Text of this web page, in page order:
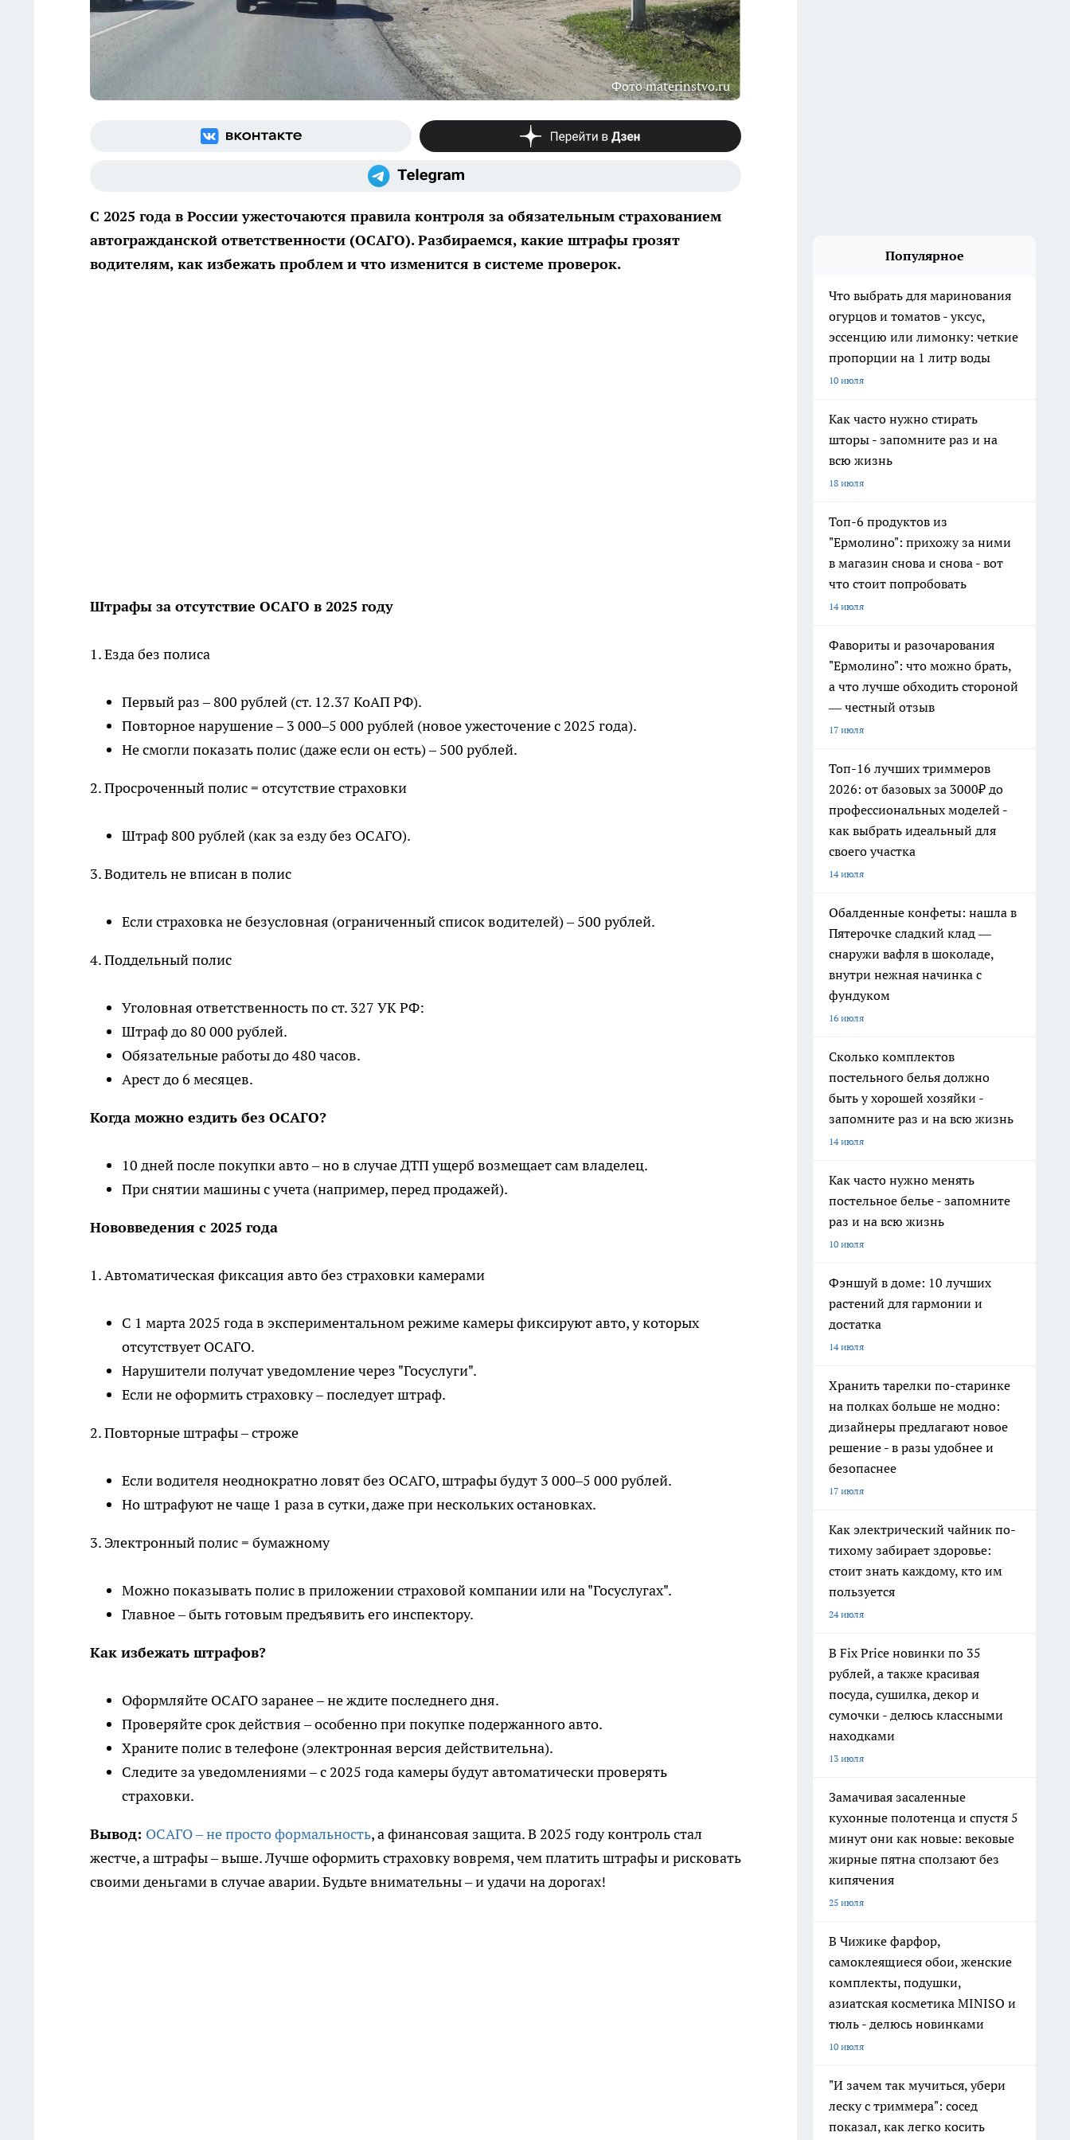
Фото materinstvo.ru
С 2025 года в России ужесточаются правила контроля за обязательным страхованием
автогражданской ответственности (ОСАГО). Разбираемся, какие штрафы грозят
водителям, как избежать проблем и что изменится в системе проверок.
Штрафы за отсутствие ОСАГО в 2025 году
1. Езда без полиса
Первый раз – 800 рублей (ст. 12.37 КоАП РФ).
Повторное нарушение – 3 000–5 000 рублей (новое ужесточение с 2025 года).
Не смогли показать полис (даже если он есть) – 500 рублей.
2. Просроченный полис = отсутствие страховки
Штраф 800 рублей (как за езду без ОСАГО).
3. Водитель не вписан в полис
Если страховка не безусловная (ограниченный список водителей) – 500 рублей.
4. Поддельный полис
Уголовная ответственность по ст. 327 УК РФ:
Штраф до 80 000 рублей.
Обязательные работы до 480 часов.
Арест до 6 месяцев.
Когда можно ездить без ОСАГО?
10 дней после покупки авто – но в случае ДТП ущерб возмещает сам владелец.
При снятии машины с учета (например, перед продажей).
Нововведения с 2025 года
1. Автоматическая фиксация авто без страховки камерами
С 1 марта 2025 года в экспериментальном режиме камеры фиксируют авто, у которых
отсутствует ОСАГО.
Нарушители получат уведомление через "Госуслуги".
Если не оформить страховку – последует штраф.
2. Повторные штрафы – строже
Если водителя неоднократно ловят без ОСАГО, штрафы будут 3 000–5 000 рублей.
Но штрафуют не чаще 1 раза в сутки, даже при нескольких остановках.
3. Электронный полис = бумажному
Можно показывать полис в приложении страховой компании или на "Госуслугах".
Главное – быть готовым предъявить его инспектору.
Как избежать штрафов?
Оформляйте ОСАГО заранее – не ждите последнего дня.
Проверяйте срок действия – особенно при покупке подержанного авто.
Храните полис в телефоне (электронная версия действительна).
Следите за уведомлениями – с 2025 года камеры будут автоматически проверять
страховки.
Вывод: ОСАГО – не просто формальность, а финансовая защита. В 2025 году контроль стал
жестче, а штрафы – выше. Лучше оформить страховку вовремя, чем платить штрафы и рисковать
своими деньгами в случае аварии. Будьте внимательны – и удачи на дорогах!
Популярное
Что выбрать для маринования
огурцов и томатов - уксус,
эссенцию или лимонку: четкие
пропорции на 1 литр воды
10 июля
Как часто нужно стирать
шторы - запомните раз и на
всю жизнь
18 июля
Топ-6 продуктов из
"Ермолино": прихожу за ними
в магазин снова и снова - вот
что стоит попробовать
14 июля
Фавориты и разочарования
"Ермолино": что можно брать,
а что лучше обходить стороной
— честный отзыв
17 июля
Топ-16 лучших триммеров
2026: от базовых за 3000₽ до
профессиональных моделей -
как выбрать идеальный для
своего участка
14 июля
Обалденные конфеты: нашла в
Пятерочке сладкий клад —
снаружи вафля в шоколаде,
внутри нежная начинка с
фундуком
16 июля
Сколько комплектов
постельного белья должно
быть у хорошей хозяйки -
запомните раз и на всю жизнь
14 июля
Как часто нужно менять
постельное белье - запомните
раз и на всю жизнь
10 июля
Фэншуй в доме: 10 лучших
растений для гармонии и
достатка
14 июля
Хранить тарелки по-старинке
на полках больше не модно:
дизайнеры предлагают новое
решение - в разы удобнее и
безопаснее
17 июля
Как электрический чайник по-
тихому забирает здоровье:
стоит знать каждому, кто им
пользуется
24 июля
В Fix Price новинки по 35
рублей, а также красивая
посуда, сушилка, декор и
сумочки - делюсь классными
находками
13 июля
Замачивая засаленные
кухонные полотенца и спустя 5
минут они как новые: вековые
жирные пятна сползают без
кипячения
25 июля
В Чижике фарфор,
самоклеящиеся обои, женские
комплекты, подушки,
азиатская косметика MINISO и
тюль - делюсь новинками
10 июля
"И зачем так мучиться, убери
леску с триммера": сосед
показал, как легко косить